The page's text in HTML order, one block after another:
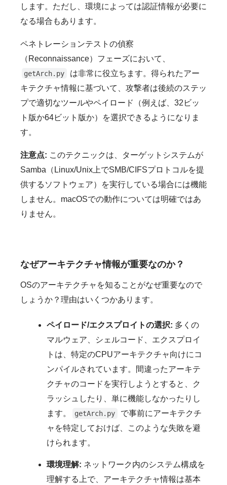
します。ただし、環境によっては認証情報が必要に
なる場合もあります。
ペネトレーションテストの偵察
（Reconnaissance）フェーズにおいて、
getArch.py
は非常に役立ちます。得られたアー
キテクチャ情報に基づいて、攻撃者は後続のステッ
プで適切なツールやペイロード（例えば、32ビッ
ト版か64ビット版か）を選択できるようになりま
す。
注意点: このテクニックは、ターゲットシステムが
Samba（Linux/Unix上でSMB/CIFSプロトコルを提
供するソフトウェア）を実行している場合には機能
しません。macOSでの動作については明確ではあ
りません。
なぜアーキテクチャ情報が重要なのか？
OSのアーキテクチャを知ることがなぜ重要なので
しょうか？理由はいくつかあります。
ペイロード/エクスプロイトの選択: 多くの
マルウェア、シェルコード、エクスプロイ
トは、特定のCPUアーキテクチャ向けにコ
ンパイルされています。間違ったアーキテ
クチャのコードを実行しようとすると、ク
ラッシュしたり、単に機能しなかったりし
ます。
getArch.py
で事前にアーキテクチ
ャを特定しておけば、このような失敗を避
けられます。
環境理解: ネットワーク内のシステム構成を
理解する上で、アーキテクチャ情報は基本